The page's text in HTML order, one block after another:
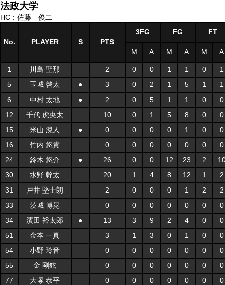
法政大学
HC：佐藤 俊二
No. PLAYER S PTS
3FG FG FT
M A M A M A
1 川島 聖那 2 0 0 1 1 0
1
5
玉城 啓太 ● 3 0 2 1 5 1
1
6
中村 太地 ● 2 0 5 1 1 0
0
12
千代 虎央太 10 0 1 5 8 0
0
15
米山 滉人 ● 0 0 0 0 1 0
0
16
竹内 悠貴 0 0 0 0 0 0
0
24
鈴木 悠介 ● 26 0 0 12 23 2
30
水野 幹太 20 1 4 8 12 1
2
31
戸井 堅士朗 2 0 0 0 1 2
2
33
茨城 博晃 0 0 0 0 0 0
0
34
濱田 裕太郎 ● 13 3 9 2 4 0
0
51
金本 一真 3 1 3 0 1 0
0
54
小野 玲音 0 0 0 0 0 0
0
55
金 剛鉉 0 0 0 0 0 0
0
77
大塚 恭平 0 0 0 0 0 0
0